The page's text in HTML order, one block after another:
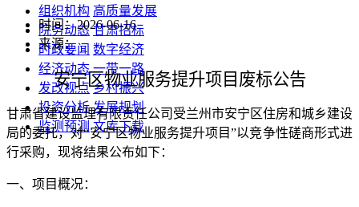
组织机构 高质量发展
院务动态 甘肃招标
时政要闻 数字经济
经济动态 一带一路
发改视点 乡村振兴
投资分析 发展规划
监测预测 文库下载
时间：2026-06-16
来源：
安宁区物业服务提升项目 废标公告
甘肃省建设监理有限责任公司受兰州市安宁区住房和城乡建设
局的委托，对“安宁区物业服务提升项目”以竞争性磋商形式进
行采购，现将结果公布如下：
一、项目概况：